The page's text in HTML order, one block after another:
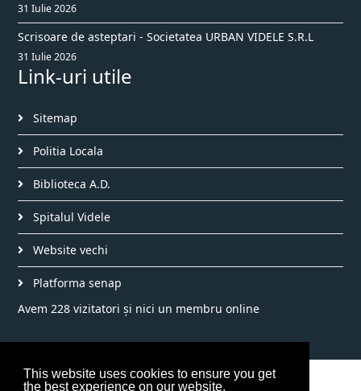
This website uses cookies to ensure you get
the best experience on our website.
31 Iulie 2026
Scrisoare de asteptari - Societatea URBAN VIDELE S.R.L
31 Iulie 2026
Link-uri utile
Sitemap
Politia Locala
Biblioteca A.D.
Spitalul Videle
Website vechi
Platforma senap
Avem 228 vizitatori și nici un membru online
©2026 Primăria Videle